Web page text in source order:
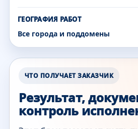
ГЕОГРАФИЯ РАБОТ
Все города и поддомены
ЧТО ПОЛУЧАЕТ ЗАКАЗЧИК
Результат,
контроль